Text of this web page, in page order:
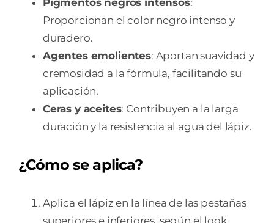
Proporcionan el color negro intenso y
duradero.
Agentes emolientes: Aportan suavidad y
cremosidad a la fórmula, facilitando su
aplicación.
Ceras y aceites: Contribuyen a la larga
duración y la resistencia al agua del lápiz.
¿Cómo se aplica?
Aplica el lápiz en la línea de las pestañas